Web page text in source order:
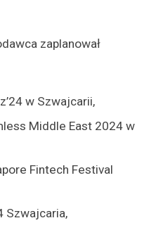
zaplanował
w Szwajcarii,
Middle East 2024 w
Fintech Festival
Szwajcaria,